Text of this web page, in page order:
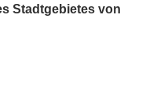
Stadtgebietes von